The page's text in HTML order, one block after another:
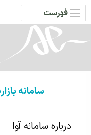
فهرست
سامانه
درباره سامانه آوا